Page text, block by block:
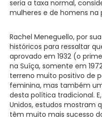
seria a taxa normal,
mulheres e de homens na
Rachel Meneguello, por
históricos para ressaltar
aprovado em 1932 (o
na Suíça, somente em
terreno muito positivo de
feminina, mas também
desta política tradicional.
Unidos, estudos mostram
têm muito mais sucesso